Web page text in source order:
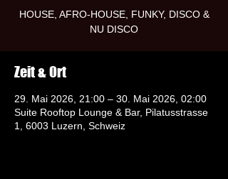
HOUSE, AFRO-HOUSE, FUNKY, DISCO &
NU DISCO
Zeit & Ort
29. Mai 2026, 21:00 – 30. Mai 2026, 02:00
Suite Rooftop Lounge & Bar, Pilatusstrasse
1, 6003 Luzern, Schweiz